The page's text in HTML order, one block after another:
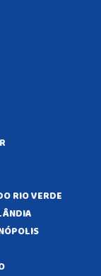
RIO VERDE